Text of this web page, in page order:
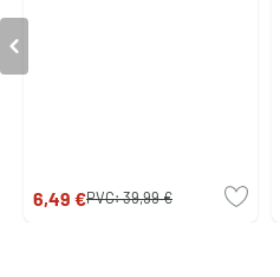
6,49 €PVC:39,99 €